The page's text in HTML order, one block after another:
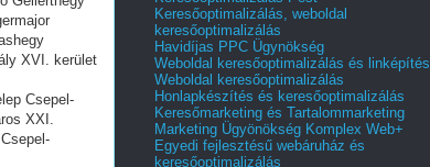
XVI. kerület
Csepel-
XXI.
Keresőoptimalizálás, weboldal
keresőoptimalizálás
Havidíjas PPC Ügynökség
Weboldal keresőoptimalizálás és linképítés
Weboldal keresőoptimalizálás
Honlapkészítés és keresőoptimalizálás
Keresőmarketing és Tartalommarketing
Marketing Ügyönökség Komplex Web+
Egyedi fejlesztésű webáruház és
keresőoptimalizálás